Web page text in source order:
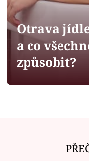
Sledujte prima+
Filmový
Otrava
a co
způsobit?